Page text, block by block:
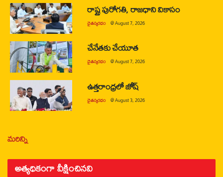
రాష్ట్ర పురోగతి, రాజధాని వికాసం
చైతన్యరధం @August 7, 2026
చేనేతకు చేయూత
చైతన్యరధం @August 7, 2026
ఉత్తరాంధ్రలో జోష్
చైతన్యరధం @August 3, 2026
మరిన్ని
అత్యధికంగా వీక్షించినవి